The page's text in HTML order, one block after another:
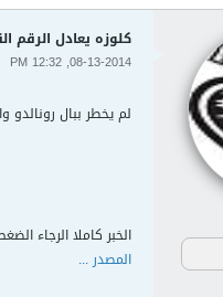
كلوزه يعادل الرقم
08-13-2014, 12:32 PM
لم يخطر ببال رونالدو
الخبر كاملا الرجاء
المصدر ...